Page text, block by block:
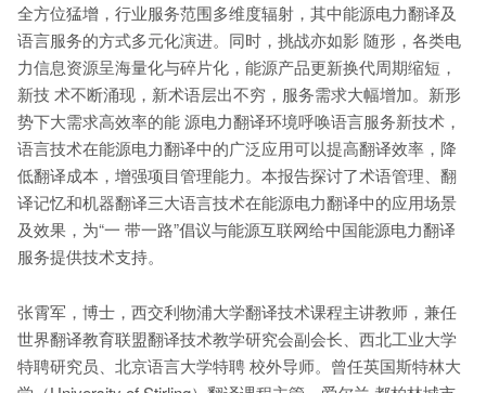
全方位猛增，行业服务范围多维度辐射，其中能源电力翻译及
语言服务的方式多元化演进。同时，挑战亦如影 随形，各类电
力信息资源呈海量化与碎片化，能源产品更新换代周期缩短，
新技 术不断涌现，新术语层出不穷，服务需求大幅增加。新形
势下大需求高效率的能 源电力翻译环境呼唤语言服务新技术，
语言技术在能源电力翻译中的广泛应用可以提高翻译效率，降
低翻译成本，增强项目管理能力。本报告探讨了术语管理、翻
译记忆和机器翻译三大语言技术在能源电力翻译中的应用场景
及效果，为“一 带一路”倡议与能源互联网给中国能源电力翻译
服务提供技术支持。
张霄军，博士，西交利物浦大学翻译技术课程主讲教师，兼任
世界翻译教育联盟翻译技术教学研究会副会长、西北工业大学
特聘研究员、北京语言大学特聘 校外导师。曾任英国斯特林大